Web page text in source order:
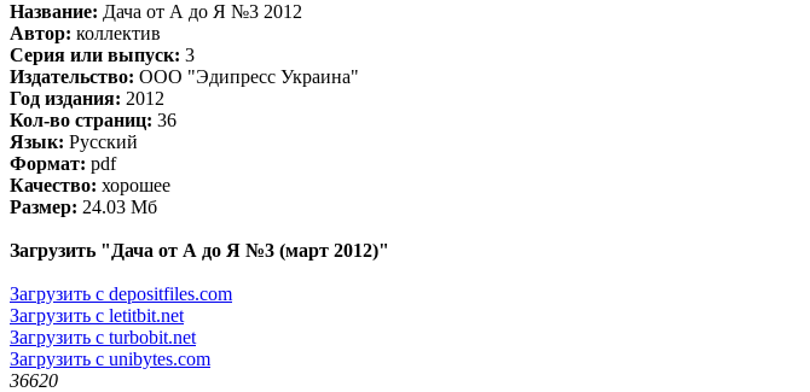
Название: Дача от А до Я №3 2012
Автор: коллектив
Серия или выпуск: 3
Издательство: ООО "Эдипресс Украина"
Год издания: 2012
Кол-во страниц: 36
Язык: Русский
Формат: pdf
Качество: хорошее
Размер: 24.03 Мб
Загрузить "Дача от А до Я №3 (март 2012)"
Загрузить с depositfiles.com
Загрузить с letitbit.net
Загрузить с turbobit.net
Загрузить с unibytes.com
36620